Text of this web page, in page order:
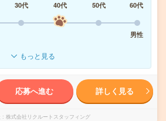
30代 40代 50代
60代
男性
もっと見る
応募へ進む 詳しく見る
株式会社リクルートスタッフィング